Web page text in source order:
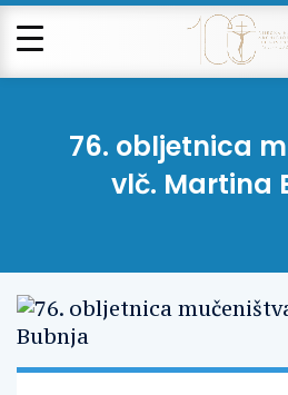
76. obljetnica
vlč. Martina